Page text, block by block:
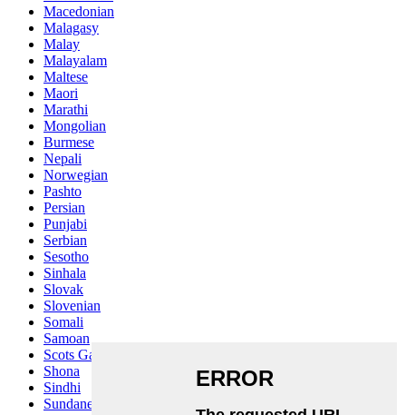
Macedonian
Malagasy
Malay
Malayalam
Maltese
Maori
Marathi
Mongolian
Burmese
Nepali
Norwegian
Pashto
Persian
Punjabi
Serbian
Sesotho
Sinhala
Slovak
Slovenian
Somali
Samoan
Scots Gaelic
Shona
Sindhi
Sundanese